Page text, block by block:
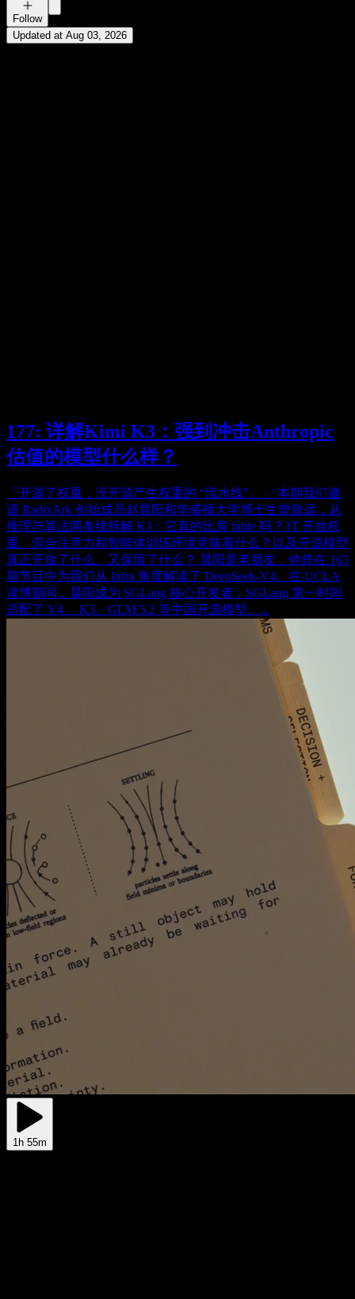
Follow
Updated at Aug 03, 2026
177: 详解Kimi K3：强到冲击Anthropic
估值的模型什么样？
「开源了权重，没开源产生权重的 “流水线”。」 本期我们邀
请 RadixArk 创始成员赵晨阳和华盛顿大学博士生曾致远，从
推理与算法两条线拆解 K3：它真的比肩 fable 吗？3T 开放权
重、混合注意力和智能体训练环境意味着什么？以及开源模型
真正开放了什么、又保留了什么？ 晨阳是老朋友，他曾在 163
期节目中为我们从 Infra 角度解读了 DeepSeek-V4。在 UCLA
读博期间，晨阳成为 SGLang 核心开发者，SGLang 第一时间
适配了 V4 、K3、GLM 5.2 等中国开源模型。...
1h 55m